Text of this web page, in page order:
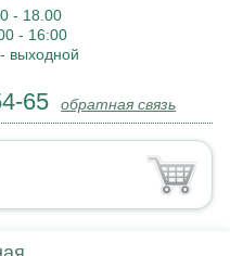
- 18.00
- 16:00
выходной
65 обратная связь